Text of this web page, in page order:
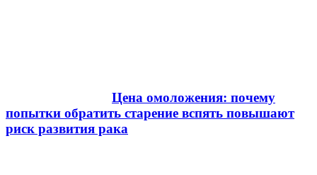
Цена омоложения: почему
попытки обратить старение вспять повышают
риск развития рака